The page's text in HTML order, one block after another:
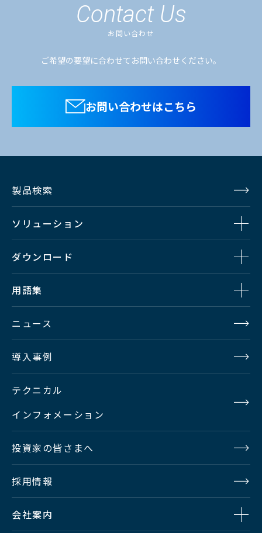
Contact Us
お問い合わせ
ご希望の要望に合わせてお問い合わせください。
お問い合わせはこちら
製品検索
ソリューション
ダウンロード
用語集
ニュース
導入事例
テクニカル
インフォメーション
投資家の皆さまへ
採用情報
会社案内